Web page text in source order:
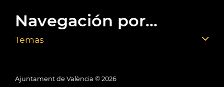
Navegación por...
Temas
Ajuntament de València © 2026